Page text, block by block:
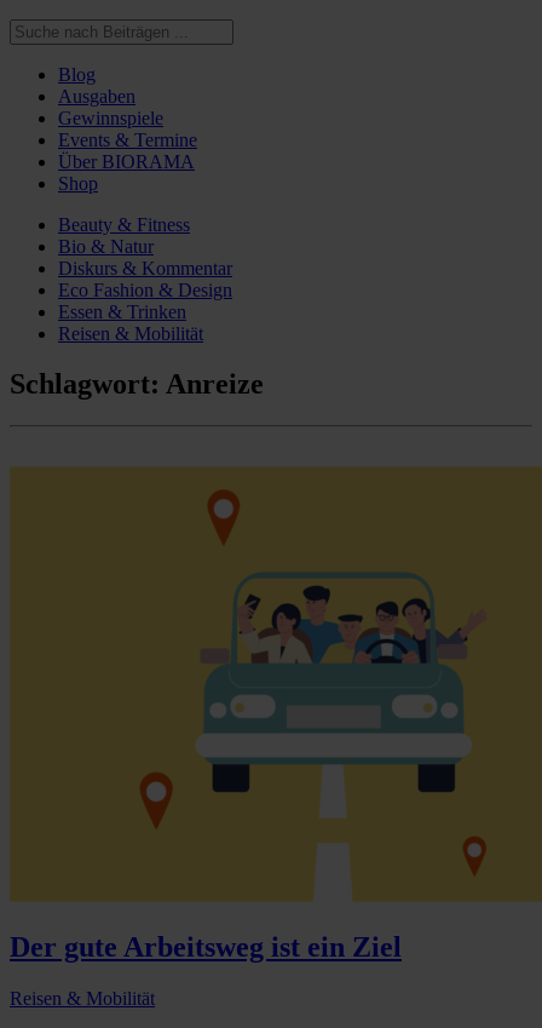
Blog
Ausgaben
Gewinnspiele
Events & Termine
Über BIORAMA
Shop
Beauty & Fitness
Bio & Natur
Diskurs & Kommentar
Eco Fashion & Design
Essen & Trinken
Reisen & Mobilität
Schlagwort: Anreize
Der gute Arbeitsweg ist ein Ziel
Reisen & Mobilität